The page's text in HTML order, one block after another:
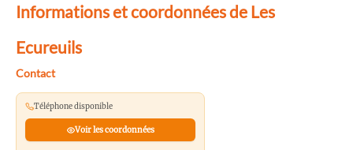
Informations et coordonnées de Les
Ecureuils
Contact
Téléphone disponible
Voir les coordonnées